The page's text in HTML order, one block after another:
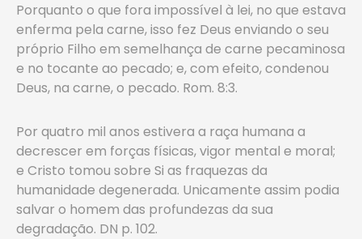
Porquanto o que fora impossível à lei, no que estava
enferma pela carne, isso fez Deus enviando o seu
próprio Filho em semelhança de carne pecaminosa
e no tocante ao pecado; e, com efeito, condenou
Deus, na carne, o pecado. Rom. 8:3.
Por quatro mil anos estivera a raça humana a
decrescer em forças físicas, vigor mental e moral;
e Cristo tomou sobre Si as fraquezas da
humanidade degenerada. Unicamente assim podia
salvar o homem das profundezas da sua
degradação. DN p. 102.